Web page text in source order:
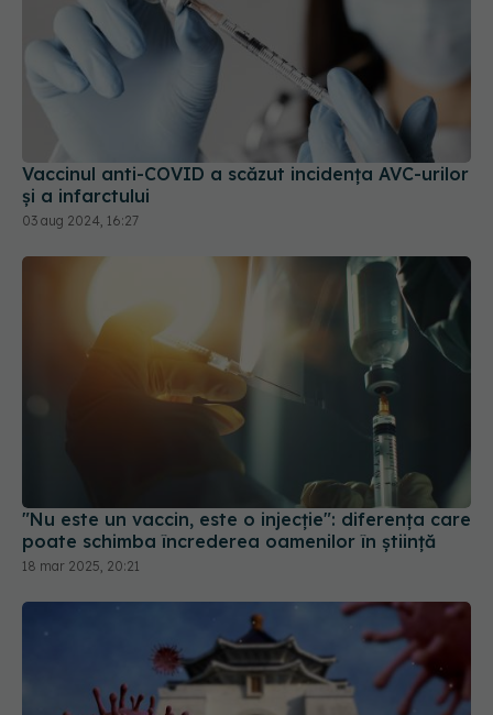
Vaccinul anti-COVID a scăzut incidența AVC-urilor
și a infarctului
03 aug 2024, 16:27
"Nu este un vaccin, este o injecție": diferența care
poate schimba încrederea oamenilor în știință
18 mar 2025, 20:21